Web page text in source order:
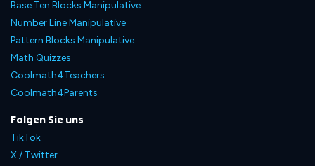
Base Ten Blocks Manipulative
Number Line Manipulative
Pattern Blocks Manipulative
Math Quizzes
Coolmath4Teachers
Coolmath4Parents
Folgen Sie uns
TikTok
X / Twitter